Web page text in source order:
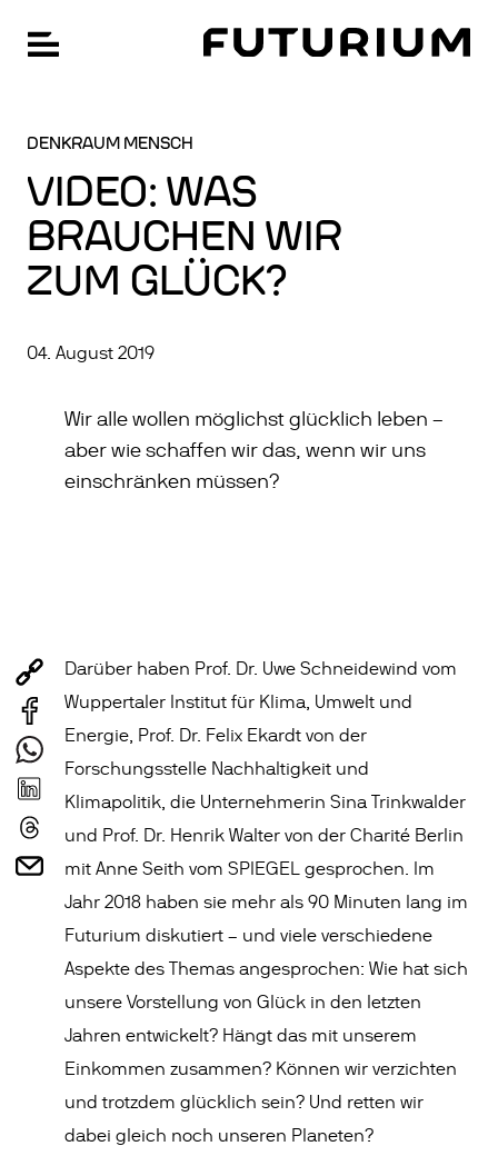
Zum
Hauptinhalt
Hauptnavigation öffnen
SPRACHE WECHSELN: ENGLISCH
DENKRAUM MENSCH
VIDEO: WAS
BRAUCHEN WIR
ZUM GLÜCK?
04. August 2019
Wir alle wollen möglichst glücklich leben –
aber wie schaffen wir das, wenn wir uns
einschränken müssen?
Darüber haben Prof. Dr. Uwe Schneidewind vom
Wuppertaler Institut für Klima, Umwelt und
Energie, Prof. Dr. Felix Ekardt von der
Forschungsstelle Nachhaltigkeit und
Klimapolitik, die Unternehmerin Sina Trinkwalder
und Prof. Dr. Henrik Walter von der Charité Berlin
mit Anne Seith vom SPIEGEL gesprochen. Im
Jahr 2018 haben sie mehr als 90 Minuten lang im
Futurium diskutiert – und viele verschiedene
Aspekte des Themas angesprochen: Wie hat sich
unsere Vorstellung von Glück in den letzten
Jahren entwickelt? Hängt das mit unserem
Einkommen zusammen? Können wir verzichten
und trotzdem glücklich sein? Und retten wir
dabei gleich noch unseren Planeten?